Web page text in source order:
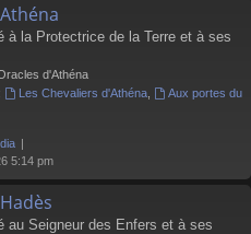
à la Protectrice de la Terre et à ses
d'Athéna
Les Chevaliers d'Athéna,
Aux portes du
5:14 pm
au Seigneur des Enfers et à ses